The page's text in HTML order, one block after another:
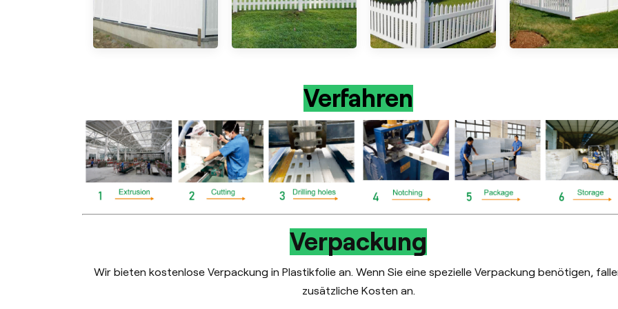
Verfahren
Verpackung
Wir bieten kostenlose Verpackung in Plastikfolie an. Wenn Sie eine spezielle Verpackung benötigen,
zusätzliche Kosten an.